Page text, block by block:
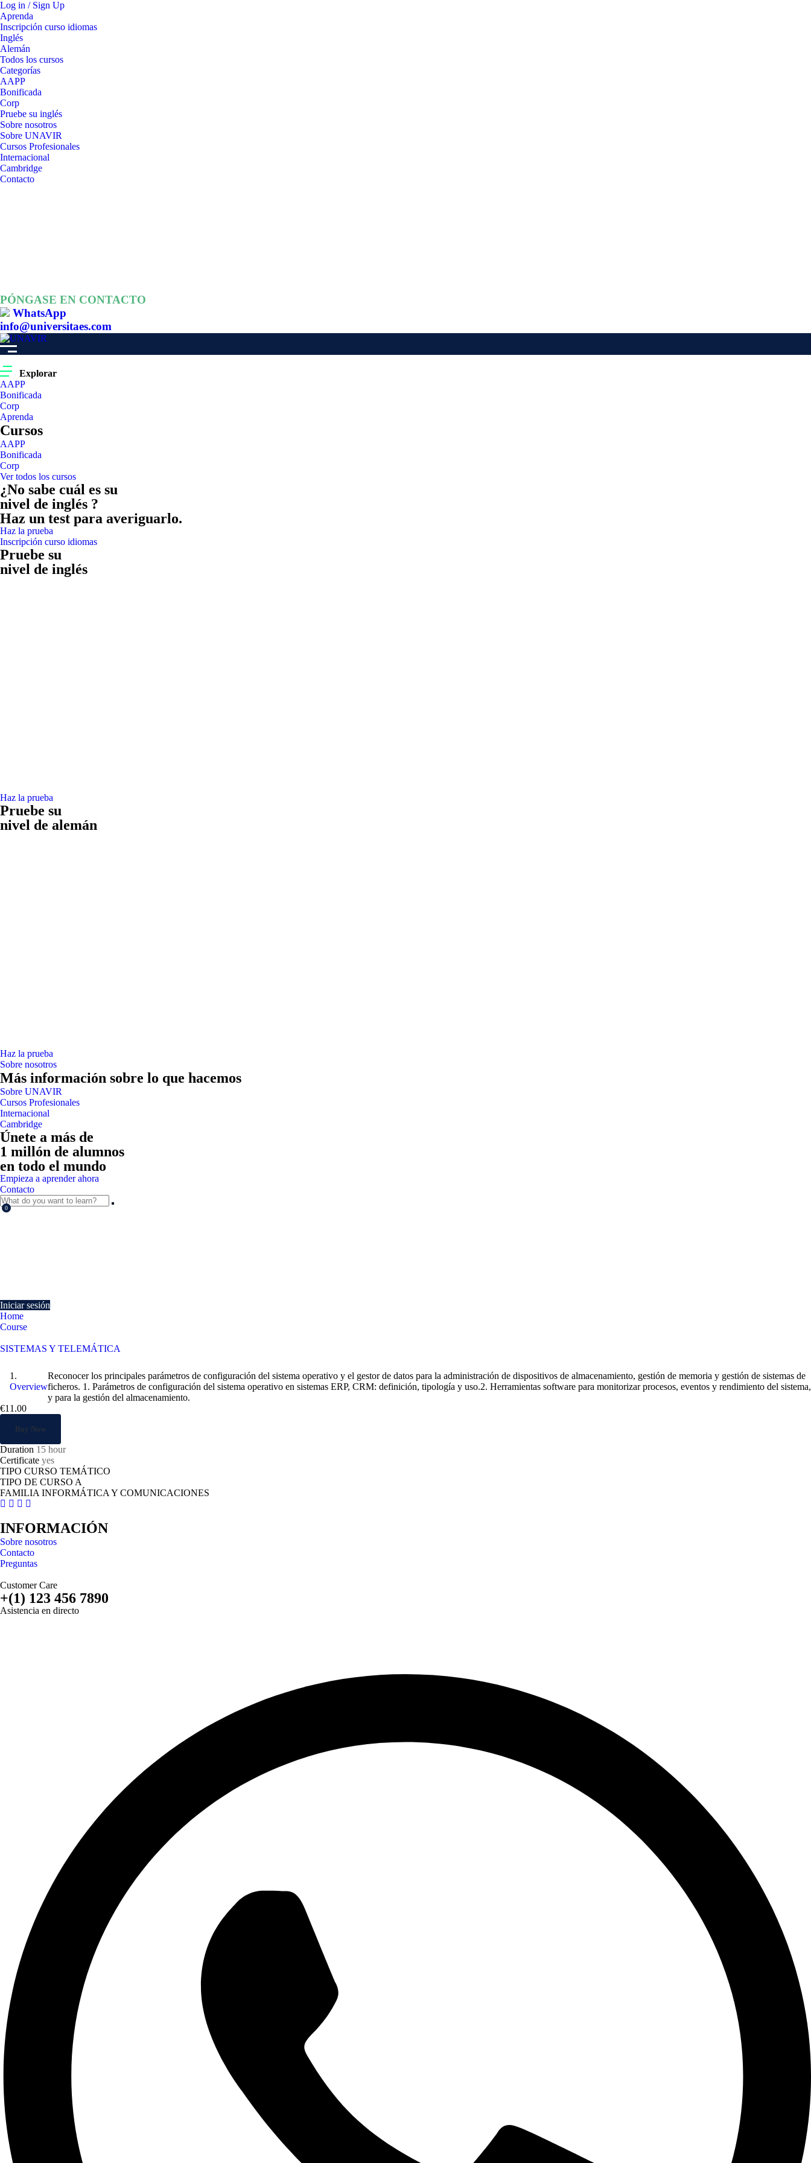
Log in / Sign Up
Aprenda
Inscripción curso idiomas
Inglés
Alemán
Todos los cursos
Categorías
AAPP
Bonificada
Corp
Pruebe su inglés
Sobre nosotros
Sobre UNAVIR
Cursos Profesionales
Internacional
Cambridge
Contacto
PÓNGASE EN CONTACTO
WhatsApp
info@universitaes.com
Explorar
AAPP
Bonificada
Corp
Aprenda
Cursos
AAPP
Bonificada
Corp
Ver todos los cursos
¿No sabe cuál es su
nivel de inglés ?
Haz un test para averiguarlo.
Haz la prueba
Inscripción curso idiomas
Pruebe su
nivel de inglés
Haz la prueba
Pruebe su
nivel de alemán
Haz la prueba
Sobre nosotros
Más información sobre lo que hacemos
Sobre UNAVIR
Cursos Profesionales
Internacional
Cambridge
Únete a más de
1 millón de alumnos
en todo el mundo
Empieza a aprender ahora
Contacto
0
Iniciar sesión
Home
Course
SISTEMAS Y TELEMÁTICA
Overview
Reconocer los principales parámetros de configuración del sistema operativo y el gestor de datos para la administración de dispositivos de almacenamiento, gestión de memoria y gestión de sistemas de
ficheros. 1. Parámetros de configuración del sistema operativo en sistemas ERP, CRM: definición, tipología y uso.2. Herramientas software para monitorizar procesos, eventos y rendimiento del sistema,
y para la gestión del almacenamiento.
€11.00
Buy Now
Duration 15 hour
Certificate yes
TIPO CURSO TEMÁTICO
TIPO DE CURSO A
FAMILIA INFORMÁTICA Y COMUNICACIONES
INFORMACIÓN
Sobre nosotros
Contacto
Preguntas
Customer Care
+(1) 123 456 7890
Asistencia en directo